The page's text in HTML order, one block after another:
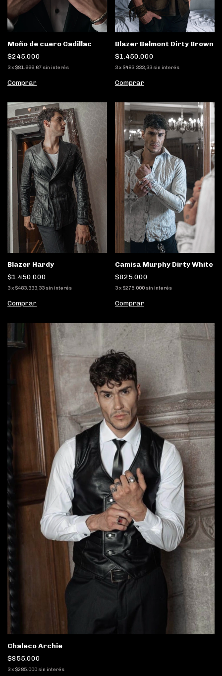
Moño de cuero Cadillac
$245.000
3x $81.666,67 sin interés
Comprar
Blazer Belmont Dirty Brown
$1.450.000
3 x $483.333,33 sin interés
Comprar
Blazer Hardy
$1.450.000
3x $483.333,33 sin interés
Comprar
Camisa Murphy Dirty White
$825.000
3 x $275.000 sin interés
Comprar
Chaleco Archie
$855.000
3x $285.000 sin interés